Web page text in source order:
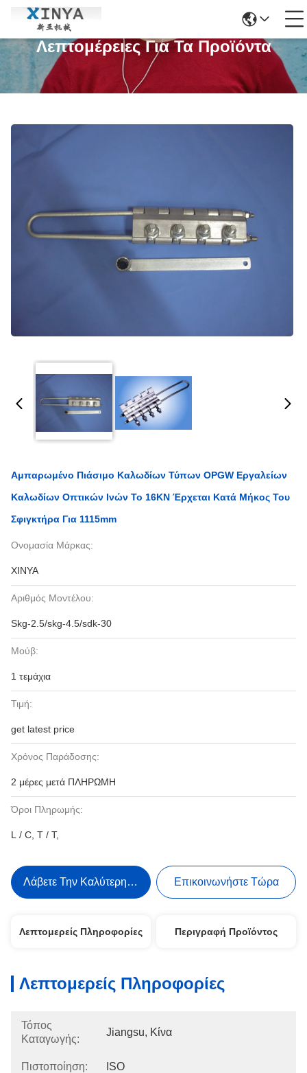
Λεπτομέρειες Για Τα Προϊόντα
Αμπαρωμένο Πιάσιμο Καλωδίων Τύπων OPGW Εργαλείων
Καλωδίων Οπτικών Ινών Το 16KN Έρχεται Κατά Μήκος Του
Σφιγκτήρα Για 1115mm
Ονομασία Μάρκας:
XINYA
Αριθμός Μοντέλου:
Skg-2.5/skg-4.5/sdk-30
Μούβ:
1 τεμάχια
Τιμή:
get latest price
Χρόνος Παράδοσης:
2 μέρες μετά ΠΛΗΡΩΜΗ
Όροι Πληρωμής:
L / C, T / T,
Λάβετε Την Καλύτερη Τιμή Επικοινωνήστε Τώρα
Λεπτομερείς Πληροφορίες Περιγραφή Προϊόντος
Λεπτομερείς Πληροφορίες
Τόπος
Καταγωγής:
Jiangsu, Κίνα
Πιστοποίηση: ISO